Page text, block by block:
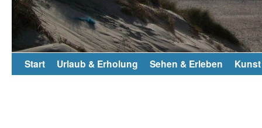
Start Urlaub & Erholung Sehen & Erleben